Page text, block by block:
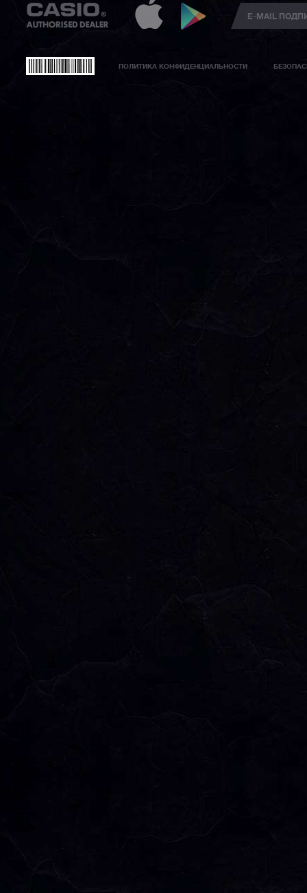
ПОЛИТИКА КОНФИДЕНЦИАЛЬНОСТИ